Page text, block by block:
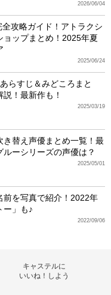
2026/06/04
全攻略ガイド！アトラクシ
ョップまとめ！2025年夏
2025/06/24
らすじ＆みどころまと
！最新作も！
2025/03/19
き替え声優まとめ一覧！最
ーシリーズの声優は？
2025/05/01
前を写真で紹介！2022年
ー」も♪
2022/09/06
キャステルに
いいね！しよう